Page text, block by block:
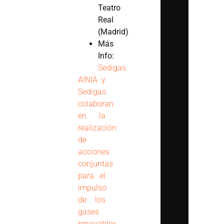
Teatro
Real
(Madrid)
Más
Info:
Sedigas
AINIA y
Sedigas
colaboran
en la
realización
de
acciones
conjuntas
para el
impulso
de los
gases